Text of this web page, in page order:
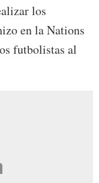
los
en la Nations
futbolistas al